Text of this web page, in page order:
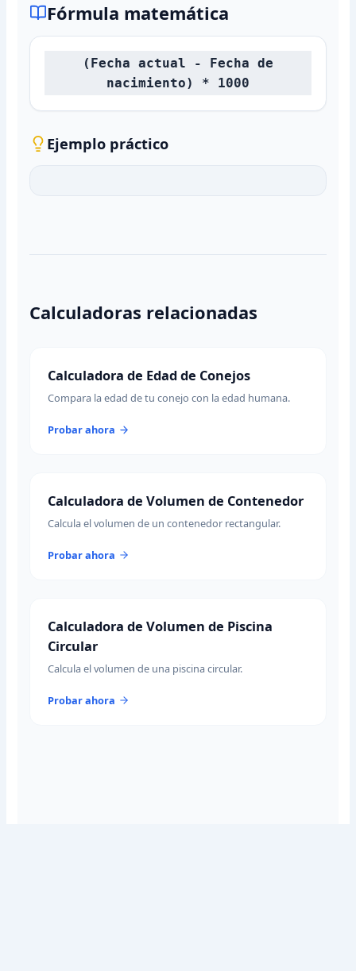
Fórmula matemática
(Fecha actual - Fecha de
nacimiento) * 1000
Ejemplo práctico
Calculadoras relacionadas
Calculadora de Edad de Conejos
Compara la edad de tu conejo con la edad humana.
Probar ahora
Calculadora de Volumen de Contenedor
Calcula el volumen de un contenedor rectangular.
Probar ahora
Calculadora de Volumen de Piscina
Circular
Calcula el volumen de una piscina circular.
Probar ahora